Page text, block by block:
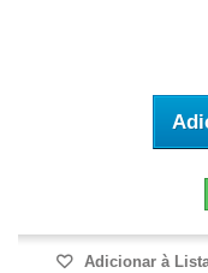
Adicionar à